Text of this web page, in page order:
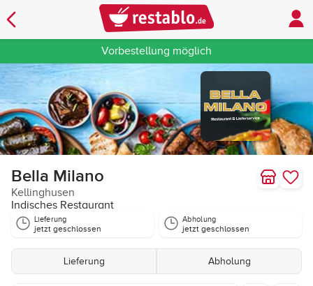
Vorbestellung möglich
Bella Milano
Kellinghusen
Indisches Restaurant
Lieferung
jetzt geschlossen
Abholung
jetzt geschlossen
Lieferung Abholung